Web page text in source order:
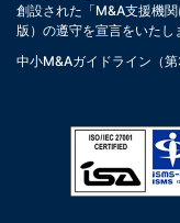
創設された「M&A支援機
版）の遵守を宣言をいたし
中小M&Aガイドライン（